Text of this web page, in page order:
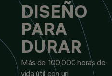
DISEÑO
PARA
DURAR
Más de 100,000 horas de
vida útil con un